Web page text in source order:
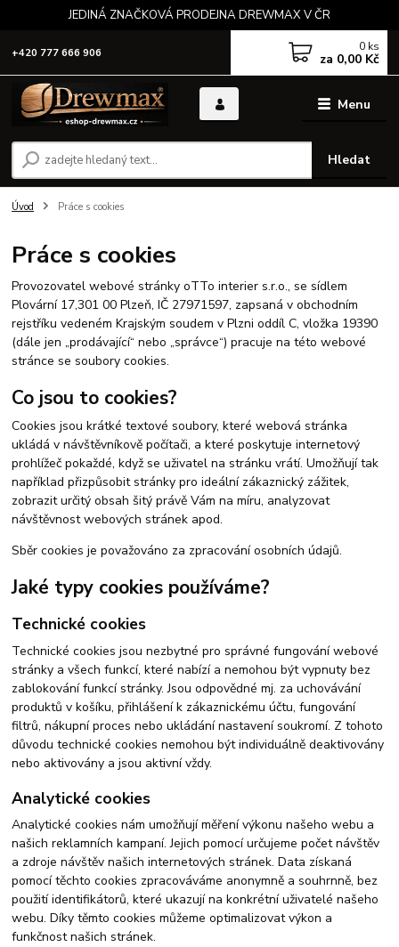
JEDINÁ ZNAČKOVÁ PRODEJNA DREWMAX V ČR
Menu
Hledat
+420 777 666 906 0 ks
za 0,00 Kč
Úvod Práce s cookies
Práce s cookies
Provozovatel webové stránky oTTo interier s.r.o., se sídlem
Plovární 17,301 00 Plzeň, IČ 27971597, zapsaná v obchodním
rejstříku vedeném Krajským soudem v Plzni oddíl C, vložka 19390
(dále jen „prodávající“ nebo „správce“) pracuje na této webové
stránce se soubory cookies.
Co jsou to cookies?
Cookies jsou krátké textové soubory, které webová stránka
ukládá v návštěvníkově počítači, a které poskytuje internetový
prohlížeč pokaždé, když se uživatel na stránku vrátí. Umožňují tak
například přizpůsobit stránky pro ideální zákaznický zážitek,
zobrazit určitý obsah šitý právě Vám na míru, analyzovat
návštěvnost webových stránek apod.
Sběr cookies je považováno za zpracování osobních údajů.
Jaké typy cookies používáme?
Technické cookies
Technické cookies jsou nezbytné pro správné fungování webové
stránky a všech funkcí, které nabízí a nemohou být vypnuty bez
zablokování funkcí stránky. Jsou odpovědné mj. za uchovávání
produktů v košíku, přihlášení k zákaznickému účtu, fungování
filtrů, nákupní proces nebo ukládání nastavení soukromí. Z tohoto
důvodu technické cookies nemohou být individuálně deaktivovány
nebo aktivovány a jsou aktivní vždy.
Analytické cookies
Analytické cookies nám umožňují měření výkonu našeho webu a
našich reklamních kampaní. Jejich pomocí určujeme počet návštěv
a zdroje návštěv našich internetových stránek. Data získaná
pomocí těchto cookies zpracováváme anonymně a souhrnně, bez
použití identifikátorů, které ukazují na konkrétní uživatelé našeho
webu. Díky těmto cookies můžeme optimalizovat výkon a
funkčnost našich stránek.